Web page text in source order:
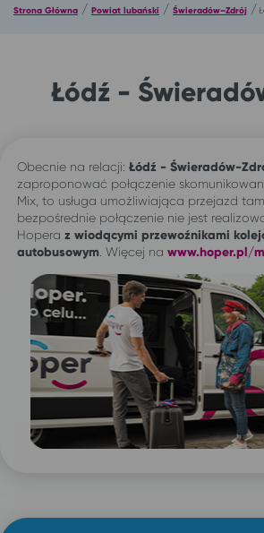
Strona Główna / Powiat lubański / Świeradów–Zdrój /
Łódź -
Obecnie na relacji: Łódź - Świeradów-
zaproponować połączenie
Mix, to usługa umożliwiająca przejazd
bezpośrednie połączenie nie jest
Hopera z wiodącymi przewoźnikami
autobusowym . Więcej na www.hoper.pl/